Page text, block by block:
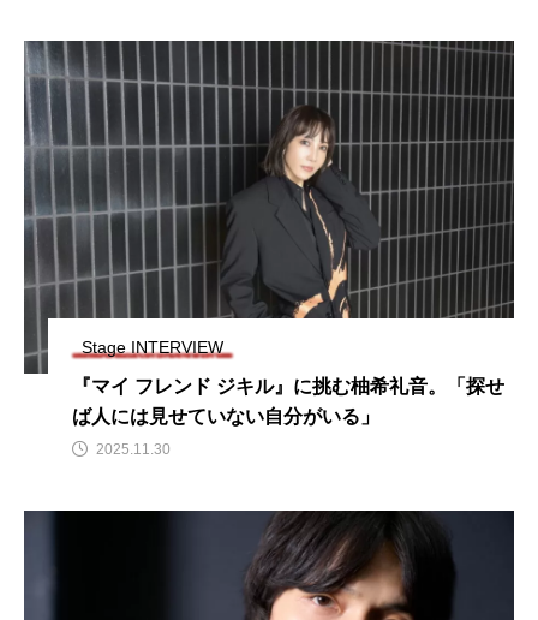
Stage INTERVIEW
『マイ フレンド ジキル』に挑む柚希礼音。「探せ
ば人には見せていない自分がいる」
2025.11.30